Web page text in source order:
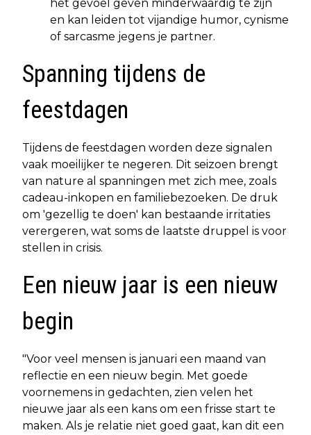
het gevoel geven minderwaardig te zijn
en kan leiden tot vijandige humor, cynisme
of sarcasme jegens je partner.
Spanning tijdens de
feestdagen
Tijdens de feestdagen worden deze signalen
vaak moeilijker te negeren. Dit seizoen brengt
van nature al spanningen met zich mee, zoals
cadeau-inkopen en familiebezoeken. De druk
om 'gezellig te doen' kan bestaande irritaties
verergeren, wat soms de laatste druppel is voor
stellen in crisis.
Een nieuw jaar is een nieuw
begin
"Voor veel mensen is januari een maand van
reflectie en een nieuw begin. Met goede
voornemens in gedachten, zien velen het
nieuwe jaar als een kans om een frisse start te
maken. Als je relatie niet goed gaat, kan dit een